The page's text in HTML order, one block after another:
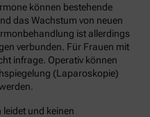
können bestehende
das Wachstum von neuen
ist allerdings
verbunden. Für Frauen mit
infrage. Operativ können
(Laparoskopie)
und keinen